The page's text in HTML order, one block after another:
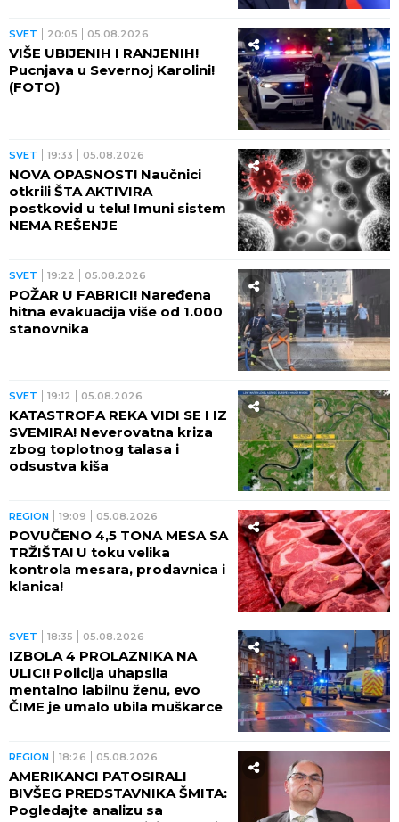
SVET 20:05 05.08.2026
VIŠE UBIJENIH I RANJENIH!
Pucnjava u Severnoj Karolini!
(FOTO)
SVET 19:33 05.08.2026
NOVA OPASNOST! Naučnici
otkrili ŠTA AKTIVIRA
postkovid u telu! Imuni sistem
NEMA REŠENJE
SVET 19:22 05.08.2026
POŽAR U FABRICI! Naređena
hitna evakuacija više od 1.000
stanovnika
SVET 19:12 05.08.2026
KATASTROFA REKA VIDI SE I IZ
SVEMIRA! Neverovatna kriza
zbog toplotnog talasa i
odsustva kiša
REGION 19:09 05.08.2026
POVUČENO 4,5 TONA MESA SA
TRŽIŠTA! U toku velika
kontrola mesara, prodavnica i
klanica!
SVET 18:35 05.08.2026
IZBOLA 4 PROLAZNIKA NA
ULICI! Policija uhapsila
mentalno labilnu ženu, evo
ČIME je umalo ubila muškarce
REGION 18:26 05.08.2026
AMERIKANCI PATOSIRALI
BIVŠEG PREDSTAVNIKA ŠMITA:
Pogledajte analizu sa